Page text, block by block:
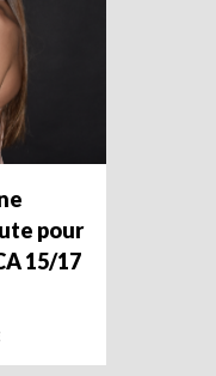
pour
15/17